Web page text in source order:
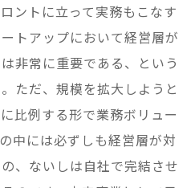
ントに立って実務もこなす
トアップにおいて経営層が
非常に重要である、という
ただ、規模を拡大しようと
比例する形で業務ボリュー
中には必ずしも経営層が対
、ないしは自社で完結させ